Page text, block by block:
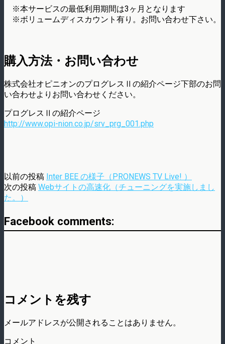
※本サービスの最低利用期間は3ヶ月となります
※ボリュームディスカウント有り。お問い合わせ下さい。
購入方法・お問い合わせ
株式会社オピニオンのプログレスⅡの紹介ページ下部のお問
い合わせよりお問い合わせください。
プログレスⅡの紹介ページ
http://www.opi-nion.co.jp/srv_prg_001.php
以前の投稿 Inter BEE の様子（PRONEWS TV Live! ）
次の投稿 Webサイトの高速化（チューニングを実施しまし
た。）
Facebook comments:
コメントを残す
メールアドレスが公開されることはありません。
コメント